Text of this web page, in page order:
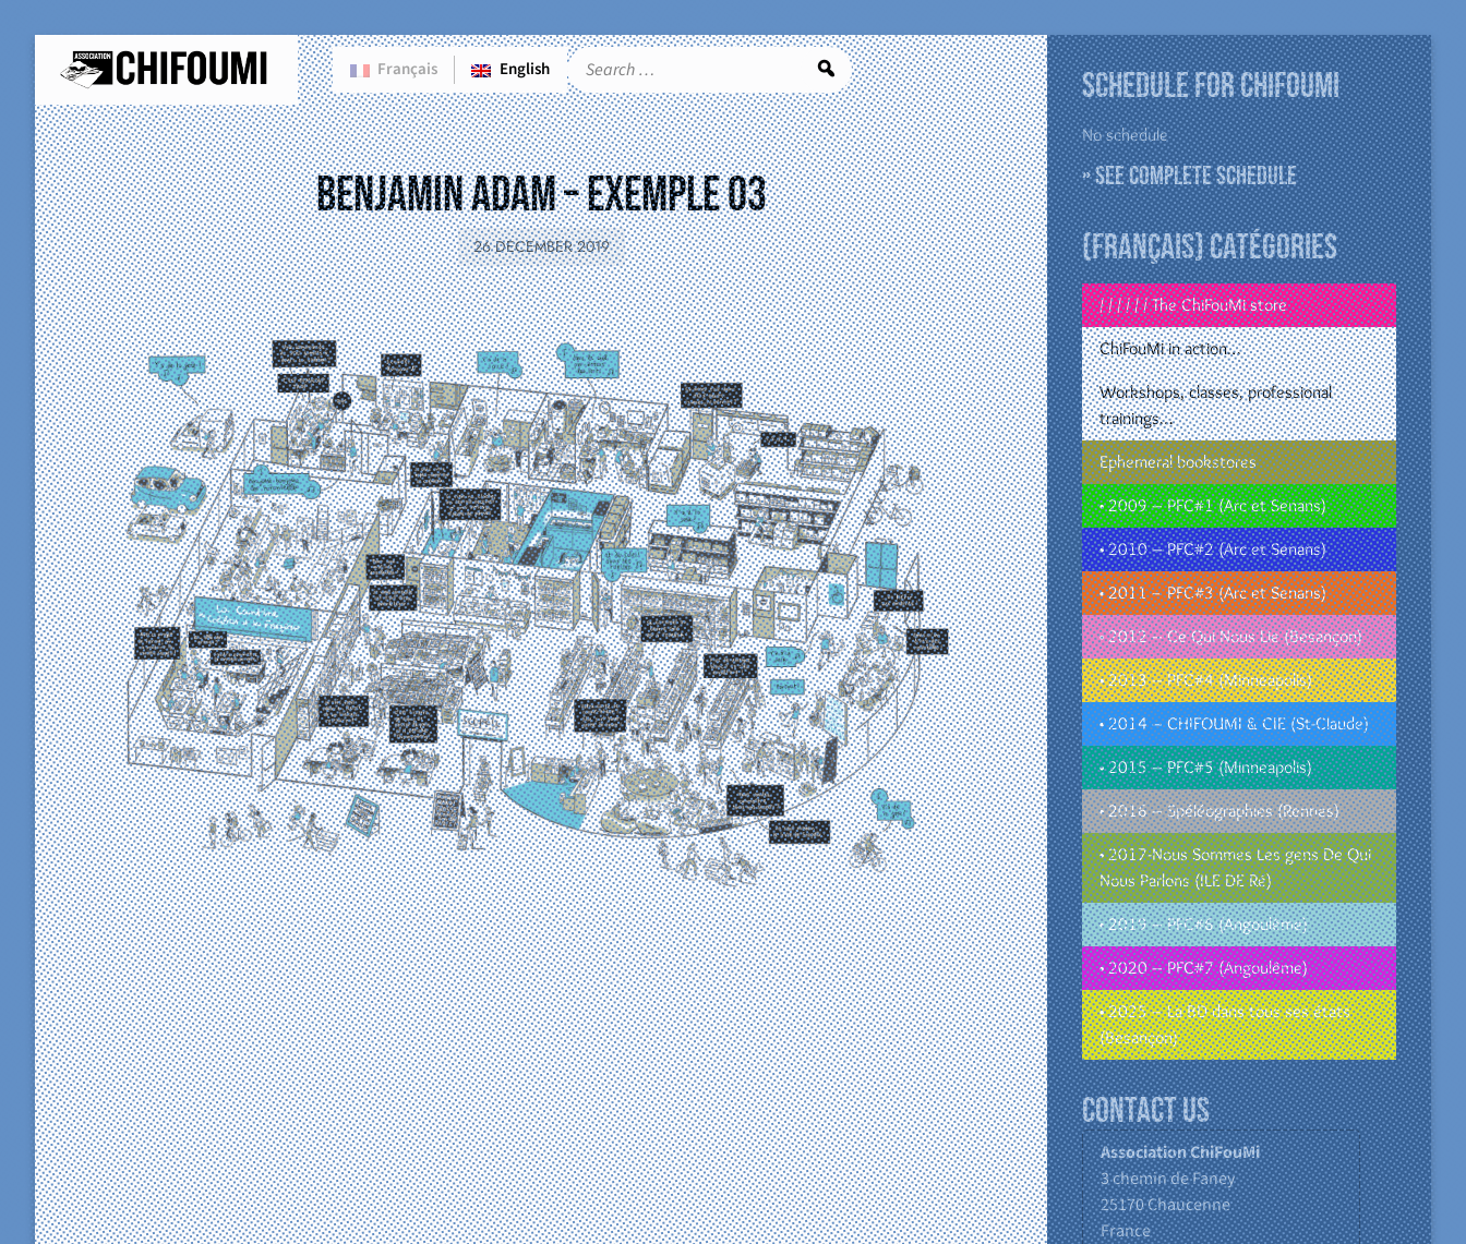
Français English Search
Benjamin Adam – exemple 03
26 DECEMBER 2019
Schedule for ChiFouMi
No schedule
» See complete schedule
(Français) Catégories
/ / / / / / The ChiFouMi store
ChiFouMi in action…
Workshops, classes, professional
trainings…
Ephemeral bookstores
• 2009 – PFC#1 (Arc et Senans)
• 2010 – PFC#2 (Arc et Senans)
• 2011 – PFC#3 (Arc et Senans)
• 2012 – Ce Qui Nous Lie (Besançon)
• 2013 – PFC#4 (Minneapolis)
• 2014 – CHIFOUMI & CIE (St-Claude)
• 2015 – PFC#5 (Minneapolis)
• 2016 – Spéléographies (Rennes)
• 2017-Nous Sommes Les gens De Qui
Nous Parlons (ILE DE Ré)
• 2019 – PFC#6 (Angoulême)
• 2020 – PFC#7 (Angoulême)
• 2025 – La BD dans tous ses états
(Besançon)
Contact us
Association ChiFouMi
3 chemin de Faney
25170Chaucenne
France